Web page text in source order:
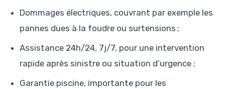
Dommages électriques, couvrant par exemple les
pannes dues à la foudre ou surtensions ;
Assistance 24h/24, 7j/7, pour une intervention
rapide après sinistre ou situation d’urgence ;
Garantie piscine, importante pour les